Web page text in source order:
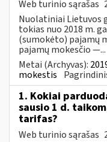
Web turinio sąrašas
Nuolatiniai Lietuvos
tokias nuo 2018 m.
(sumokėto) pajamų
pajamų mokesčio —...
Metai (Archyvas):
mokestis
1. Kokiai
sausio 1 d.
tarifas?
Web turinio sąrašas